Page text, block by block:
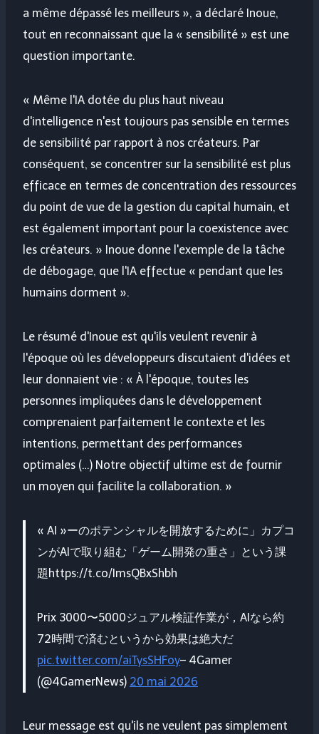
a même dépassé les meilleurs », a déclaré Inoue,
tout en reconnaissant que la « sensibilité » est une
question importante.
« Même l'IA dotée du plus haut niveau
d'intelligence n'est toujours pas sensible en termes
de sensibilité par rapport à nos créateurs. Par
conséquent, se concentrer sur la sensibilité est plus
efficace en termes de concentration des ressources
du point de vue de la gestion du capital humain, et
est également important pour la coexistence avec
les créateurs. » Inoue donne l'exemple de la tâche
de débogage, que l'IA effectue « pendant que les
humains dorment ».
Le résumé d'Inoue est qu'ils veulent revenir à
l'époque où les développeurs discutaient d'idées et
leur donnaient vie : « À l'époque, toutes les
personnes impliquées dans le développement
comprenaient parfaitement le contexte et les
intentions, permettant des performances
optimales (…) Notre objectif ultime est de fournir
un moyen qui facilite la collaboration. »
« AI »ーのポテンシャルを開放するために」カプコ
ンがAIで取り組む「ゲーム開発の重さ」という課
題https://t.co/ImsQBxShbh
Prix 3000〜5000ジュアル検証作業が，AIなら約
72時間で済むというから効果は絶大だ
pic.twitter.com/aiTysSHFoy– 4Gamer
(@4GamerNews) 20 mai 2026
Leur message est qu'ils ne veulent pas simplement